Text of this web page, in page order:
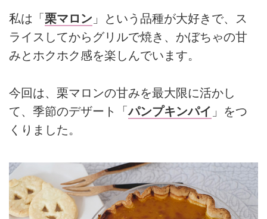
私は「 栗マロン 」という品種が大好きで、ス
ライスしてからグリルで焼き、かぼちゃの甘
みとホクホク感を楽しんでいます。
今回は、栗マロンの甘みを最大限に活かし
て、季節のデザート「パンプキンパイ 」をつ
くりました。